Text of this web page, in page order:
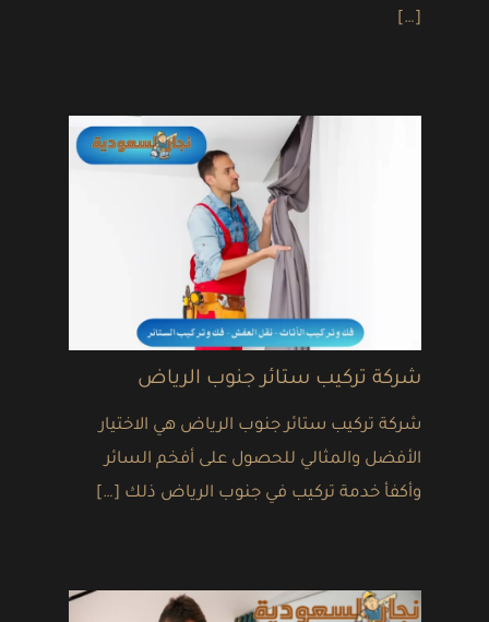
[…]
شركة تركيب ستائر جنوب الرياض
شركة تركيب ستائر جنوب الرياض هي الاختيار
الأفضل والمثالي للحصول على أفخم السائر
وأكفأ خدمة تركيب في جنوب الرياض ذلك […]